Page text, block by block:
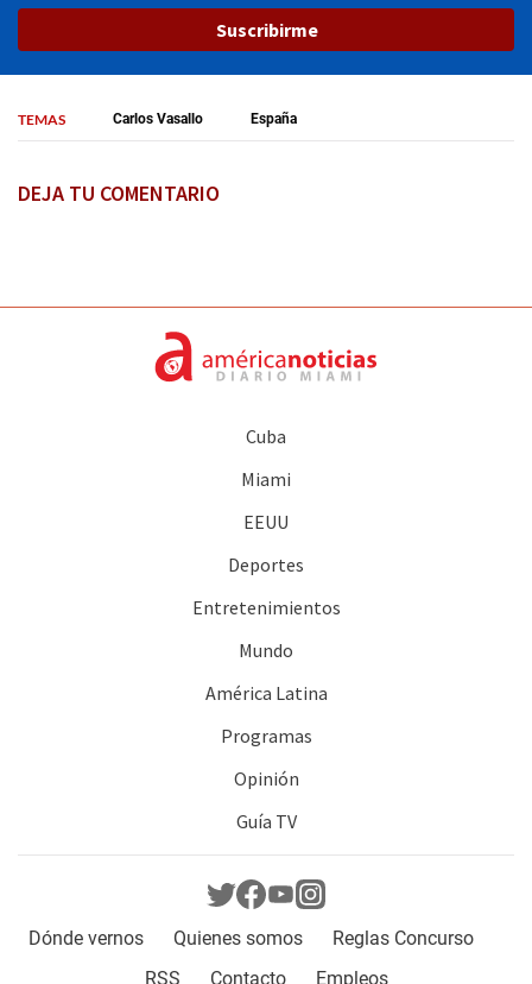
Suscribirme
TEMAS Carlos Vasallo España
DEJA TU COMENTARIO
Cuba
Miami
EEUU
Deportes
Entretenimientos
Mundo
América Latina
Programas
Opinión
Guía TV
Dónde vernos Quienes somos
Reglas Concurso
RSS
Contacto Empleos